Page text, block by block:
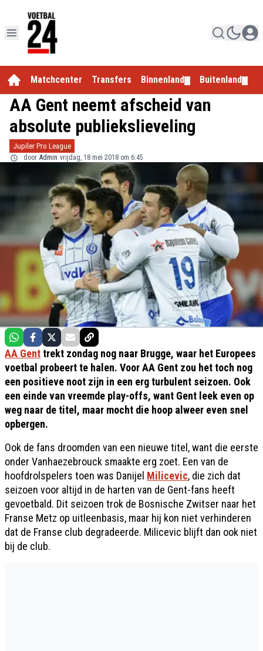
Matchcenter Transfers Binnenland Buitenland
AA Gent neemt afscheid van
absolute publiekslieveling
Jupiler Pro League
door Admin vrijdag, 18 mei 2018 om 6:45
AA Genttrekt zondag nog naar Brugge, waar het Europees
voetbal probeert te halen. Voor AA Gent zou het toch nog
een positieve noot zijn in een erg turbulent seizoen. Ook
een einde van vreemde play-offs, want Gent leek even op
weg naar de titel, maar mocht die hoop alweer even snel
opbergen.
Ook de fans droomden van een nieuwe titel, want die eerste
onder Vanhaezebrouck smaakte erg zoet. Een van de
hoofdrolspelers toen was Danijel Milicevic, die zich dat
seizoen voor altijd in de harten van de Gent-fans heeft
gevoetbald. Dit seizoen trok de Bosnische Zwitser naar het
Franse Metz op uitleenbasis, maar hij kon niet verhinderen
dat de Franse club degradeerde. Milicevic blijft dan ook niet
bij de club.